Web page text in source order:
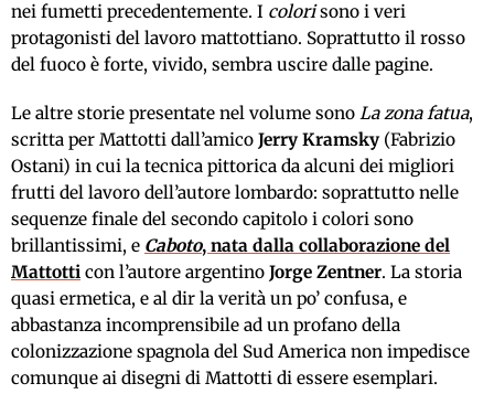
nei fumetti precedentemente. I colorisono i veri
protagonisti del lavoro mattottiano. Soprattutto il rosso
del fuoco è forte, vivido, sembra uscire dalle pagine.
Le altre storie presentate nel volume sono La zona fatua,
scritta per Mattotti dall’amico Jerry Kramsky (Fabrizio
Ostani) in cui la tecnica pittorica da alcuni dei migliori
frutti del lavoro dell’autore lombardo: soprattutto nelle
sequenze finale del secondo capitolo i colori sono
brillantissimi, e Caboto, nata dalla collaborazione del
Mattotti con l’autore argentino Jorge Zentner. La storia
quasi ermetica, e al dir la verità un po’ confusa, e
abbastanza incomprensibile ad un profano della
colonizzazione spagnola del Sud America non impedisce
comunque ai disegni di Mattotti di essere esemplari.